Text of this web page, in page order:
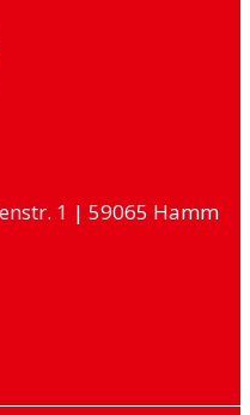
1 | 59065 Hamm